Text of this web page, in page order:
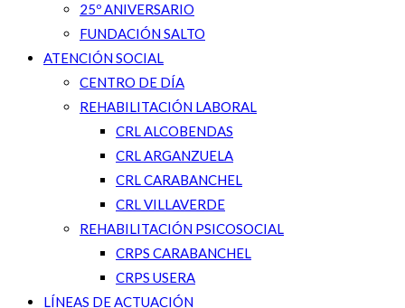
25º ANIVERSARIO
FUNDACIÓN SALTO
ATENCIÓN SOCIAL
CENTRO DE DÍA
REHABILITACIÓN LABORAL
CRL ALCOBENDAS
CRL ARGANZUELA
CRL CARABANCHEL
CRL VILLAVERDE
REHABILITACIÓN PSICOSOCIAL
CRPS CARABANCHEL
CRPS USERA
LÍNEAS DE ACTUACIÓN